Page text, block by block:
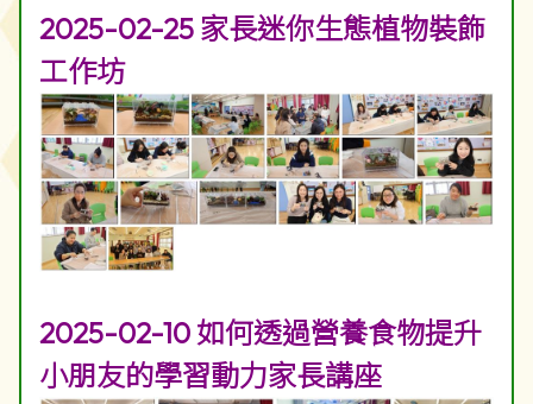
2025-02-25 家長迷你生態植物裝飾
工作坊
2025-02-10 如何透過營養食物提升
小朋友的學習動力家長講座